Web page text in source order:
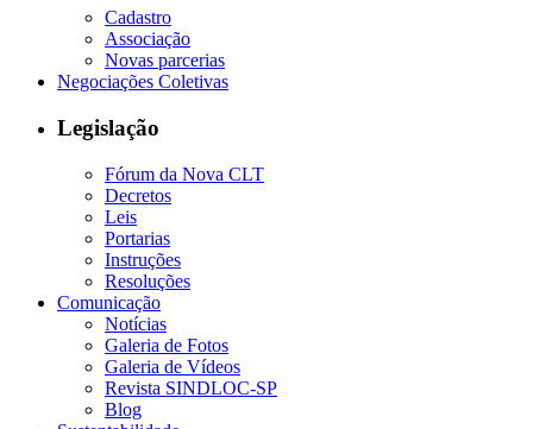
Cadastro
Associação
Novas parcerias
Negociações Coletivas
Legislação
Fórum da Nova CLT
Decretos
Leis
Portarias
Instruções
Resoluções
Comunicação
Notícias
Galeria de Fotos
Galeria de Vídeos
Revista SINDLOC-SP
Blog